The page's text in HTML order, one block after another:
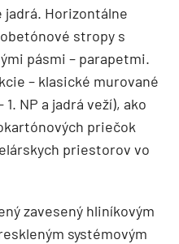
Horizontálne
stropy s
pásmi – parapetmi.
– klasické murované
NP a jadrá veží), ako
priečok
priestorov vo
zavesený hliníkovým
systémovým